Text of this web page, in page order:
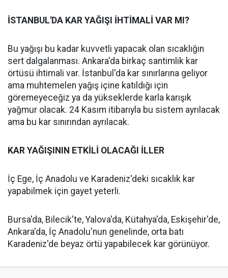
İSTANBUL'DA KAR YAĞIŞI İHTİMALİ VAR MI?
Bu yağışı bu kadar kuvvetli yapacak olan sıcaklığın
sert dalgalanması. Ankara'da birkaç santimlik kar
örtüsü ihtimali var. İstanbul'da kar sınırlarına geliyor
ama muhtemelen yağış içine katıldığı için
göremeyeceğiz ya da yükseklerde karla karışık
yağmur olacak. 24 Kasım itibarıyla bu sistem ayrılacak
ama bu kar sınırından ayrılacak.
KAR YAĞIŞININ ETKİLİ OLACAĞI İLLER
İç Ege, İç Anadolu ve Karadeniz'deki sıcaklık kar
yapabilmek için gayet yeterli.
Bursa'da, Bilecik'te, Yalova'da, Kütahya'da, Eskişehir'de,
Ankara'da, İç Anadolu'nun genelinde, orta batı
Karadeniz'de beyaz örtü yapabilecek kar görünüyor.